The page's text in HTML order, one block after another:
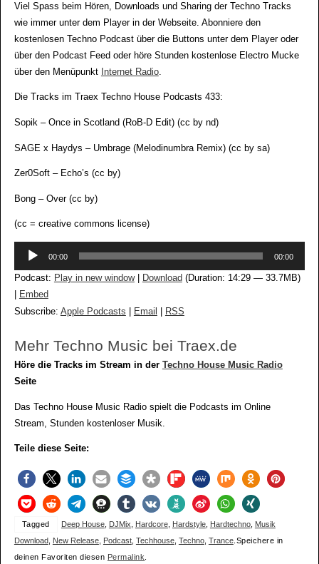
Viel Spass beim Hören, Downloads und Sharing der Techno Tracks
wie immer unter dem Player in der Webseite. Abonniere den
kostenlosen Techno Podcast über die Buttons unter dem Player oder
über den Podcast Feed oder höre Stunden kostenlose Electro Mucke
über den Menüpunkt Internet Radio.
Die Tracks im Traex Techno House Podcasts 433:
Sopik – Once in Scotland (RoB-D Edit) (cc by nd)
SAGE x Haydys – Umbrage (Melodinumbra Remix) (cc by sa)
Zer0Soft – Echo’s (cc by)
Bong – Over (cc by)
(cc = creative commons license)
Audio-
00:00 00:00
Podcast: Play in new window| Download (Duration: 14:29 — 33.7MB)
Embed
Subscribe: Apple Podcasts Email RSS
Mehr Techno Music bei Traex.de
Höre die Tracks im Stream in der Techno House Music Radio
Seite
Das Techno House Music Radio spielt die Podcasts im Online
Stream, Stunden kostenloser Musik.
Teile diese Seite:
Tagged Deep House, DJMix Hardcore, Hardstyle, Hardtechno, Musik
Download, New Release, Podcast, Techhouse, Techno, Trance. Speichere in
deinen Favoriten diesen Permalink